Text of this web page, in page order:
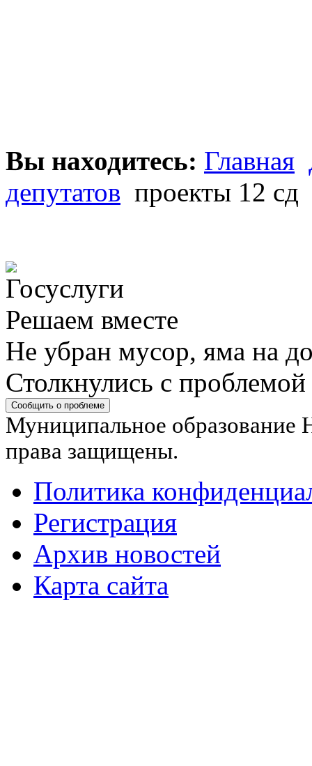
Вы находитесь: Главная
депутатов проекты 12 сд
Решаем вместе
Не убран мусор, яма на
Столкнулись с
Сообщить о проблеме
Муниципальное образование
права защищены.
Политика
Регистрация
Архив новостей
Карта сайта